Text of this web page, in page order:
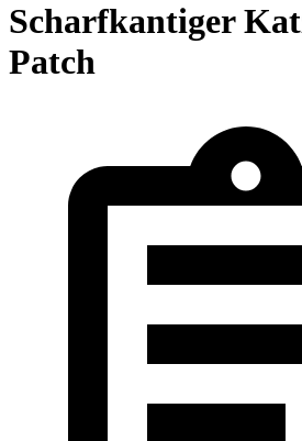
Scharfkantiger
Patch